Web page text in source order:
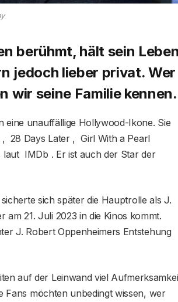
berühmt, hält sein Leben
jedoch lieber privat. Wer
wir seine Familie kennen.
eine unauffällige Hollywood-Ikone. Sie
28 Days Later , Girl With a Pearl
IMDb . Er ist auch der Star der
sich später die Hauptrolle als J.
21. Juli 2023 in die Kinos kommt.
J. Robert Oppenheimers Entstehung
auf der Leinwand viel
Fans möchten unbedingt wissen, wer